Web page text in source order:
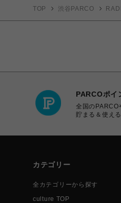
TOP 渋谷PARCO
PARCOポイ
全国の
貯まる＆使える
カテゴリー
全カテゴリーから探す
culture TOP